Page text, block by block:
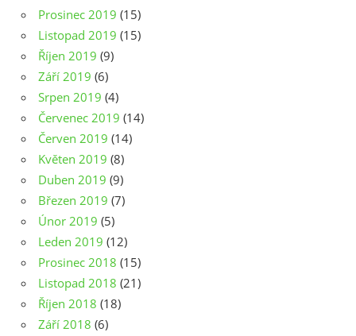
Prosinec 2019 (15)
Listopad 2019 (15)
Říjen 2019 (9)
Září 2019 (6)
Srpen 2019 (4)
Červenec 2019 (14)
Červen 2019 (14)
Květen 2019 (8)
Duben 2019 (9)
Březen 2019 (7)
Únor 2019 (5)
Leden 2019 (12)
Prosinec 2018 (15)
Listopad 2018 (21)
Říjen 2018 (18)
Září 2018 (6)